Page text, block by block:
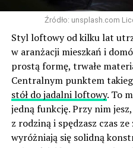
Źródło: unsplash.com
Styl loftowy od kilku lat
w aranżacji mieszkań i
prostą formę, trwałe
Centralnym punktem
stół do jadalni loftowy. To
jedną funkcję. Przy nim
z rodziną i spędzasz czas
wyróżniają się solidną